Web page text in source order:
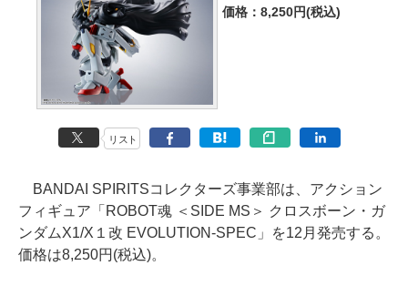
価格：8,250円(税込)
リスト
BANDAI SPIRITSコレクターズ事業部は、アクション
フィギュア「ROBOT魂 ＜SIDE MS＞ クロスボーン・ガ
ンダムX1/X１改 EVOLUTION-SPEC」を12月発売する。
価格は8,250円(税込)。